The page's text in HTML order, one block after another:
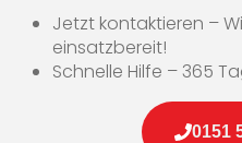
Jetzt kontaktieren –
einsatzbereit!
Schnelle Hilfe – 365
0151